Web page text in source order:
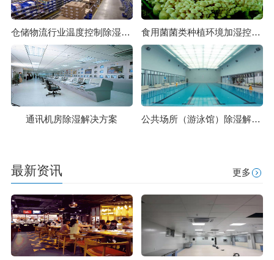
仓储物流行业温度控制除湿解决方案 食用菌菌类种植环境加湿控制解决方案1
通讯机房除湿解决方案 公共场所（游泳馆）除湿解决方案
最新资讯 更多